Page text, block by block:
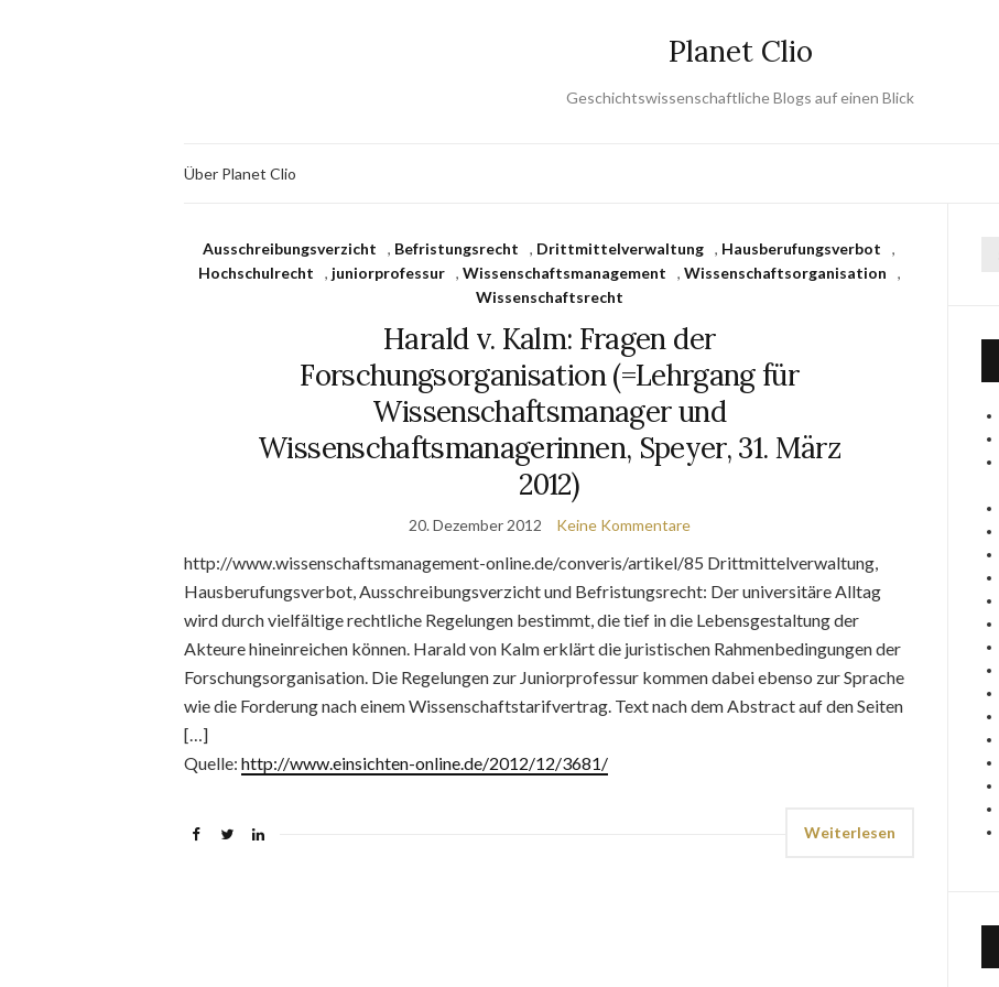
Planet Clio
Geschichtswissenschaftliche Blogs auf einen Blick
Über Planet Clio
Ausschreibungsverzicht , Befristungsrecht , Drittmittelverwaltung , Hausberufungsverbot
,
Hochschulrecht
, juniorprofessur , Wissenschaftsmanagement , Wissenschaftsorganisation
,
Wissenschaftsrecht
Harald v. Kalm: Fragen der
Forschungsorganisation (=Lehrgang für
Wissenschaftsmanager und
Wissenschaftsmanagerinnen, Speyer, 31. März
2012)
20. Dezember 2012 Keine Kommentare
http://www.wissenschaftsmanagement-online.de/converis/artikel/85 Drittmittelverwaltung,
Hausberufungsverbot, Ausschreibungsverzicht und Befristungsrecht: Der universitäre Alltag
wird durch vielfältige rechtliche Regelungen bestimmt, die tief in die Lebensgestaltung der
Akteure hineinreichen können. Harald von Kalm erklärt die juristischen Rahmenbedingungen der
Forschungsorganisation. Die Regelungen zur Juniorprofessur kommen dabei ebenso zur Sprache
wie die Forderung nach einem Wissenschaftstarifvertrag. Text nach dem Abstract auf den Seiten
[…]
Quelle: http://www.einsichten-online.de/2012/12/3681/
Weiterlesen